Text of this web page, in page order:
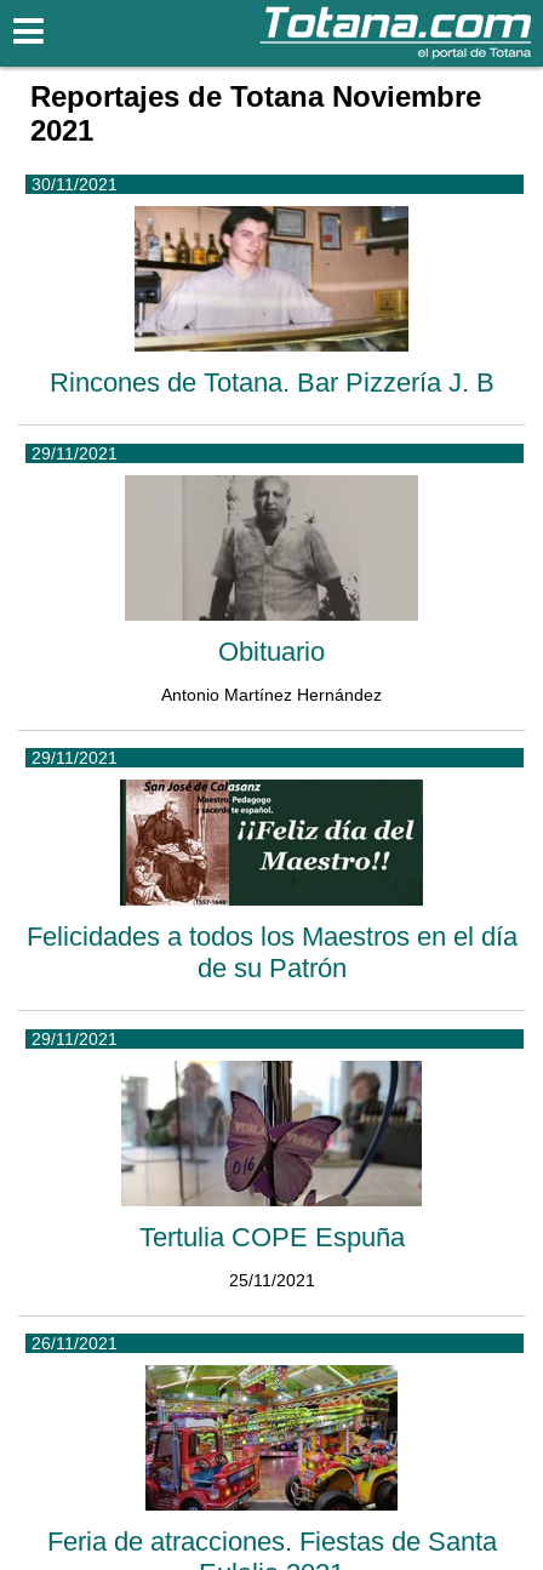
Reportajes de Totana Noviembre
2021
30/11/2021
Rincones de Totana. Bar Pizzería J. B
29/11/2021
Obituario
Antonio Martínez Hernández
29/11/2021
Felicidades a todos los Maestros en el día
de su Patrón
29/11/2021
Tertulia COPE Espuña
25/11/2021
26/11/2021
Feria de atracciones. Fiestas de Santa